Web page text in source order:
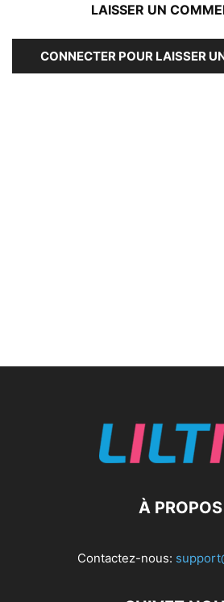
LAISSER UN
CONNECTER POUR LAISSER
À PROPOS
Contactez-nous: